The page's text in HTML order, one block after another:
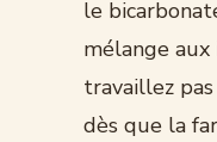
le
mélange
travaillez
dès que la